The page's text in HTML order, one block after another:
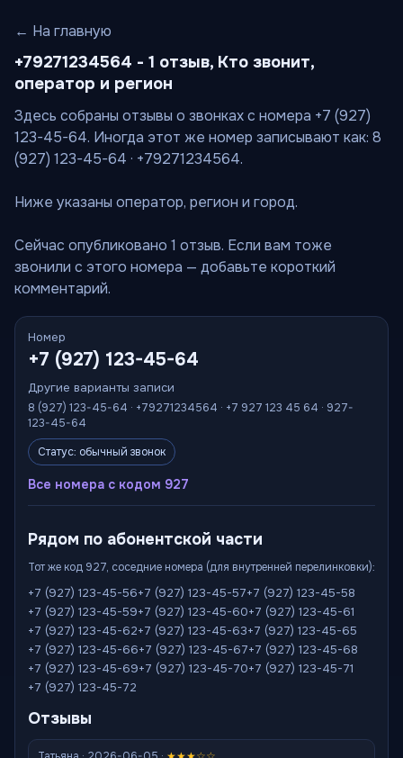
← На главную
+79271234564 - 1 отзыв, Кто звонит,
оператор и регион
Здесь собраны отзывы о звонках с номера +7 (927)
123-45-64. Иногда этот же номер записывают как: 8
(927) 123-45-64 · +79271234564.
Ниже указаны оператор, регион и город.
Сейчас опубликовано 1 отзыв. Если вам тоже
звонили с этого номера — добавьте короткий
комментарий.
Номер
+7 (927) 123-45-64
Другие варианты записи
8 (927) 123-45-64 · +79271234564 · +7 927 123 45 64 · 927-
123-45-64
Статус: обычный звонок
Все номера с кодом 927
Рядом по абонентской части
Тот же код 927, соседние номера (для внутренней перелинковки):
+7 (927) 123-45-56+7 (927) 123-45-57+7 (927) 123-45-58
+7 (927) 123-45-59+7 (927) 123-45-60+7 (927) 123-45-61
+7 (927) 123-45-62+7 (927) 123-45-63+7 (927) 123-45-65
+7 (927) 123-45-66+7 (927) 123-45-67+7 (927) 123-45-68
+7 (927) 123-45-69+7 (927) 123-45-70+7 (927) 123-45-71
+7 (927) 123-45-72
Отзывы